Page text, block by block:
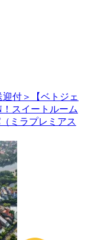
迎付＞【ベトジェ
スイートルーム
ミラプレミアス